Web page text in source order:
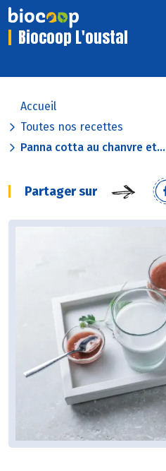
Biocoop L'oustal
Accueil
Toutes nos recettes
Panna cotta au chanvre et...
Partager sur